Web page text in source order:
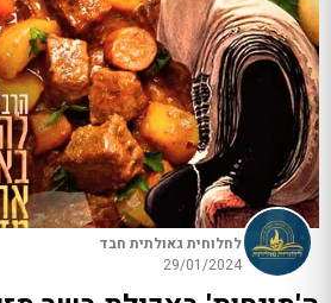
לחלוחית גאולתית חבד
29/01/2024